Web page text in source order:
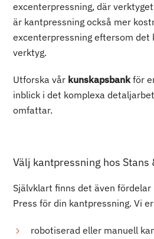
excenterpressning, där
är kantpressning också mer
excenterpressning eftersom det
verktyg.
Utforska vår kunskapsbankför
inblick i det komplexa
omfattar.
Välj kantpressning hos Stans
Självklart finns det även
Press för din kantpressning. Vi
robotiserad eller manuell